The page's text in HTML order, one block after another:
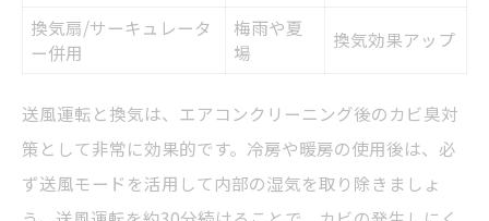
換気扇/サーキュレータ
ー併用
梅雨や夏
場
換気効果アップ
送風運転と換気は、エアコンクリーニング後のカビ臭対
策として非常に効果的です。冷房や暖房の使用後は、必
ず送風モードを活用して内部の湿気を取り除きましょ